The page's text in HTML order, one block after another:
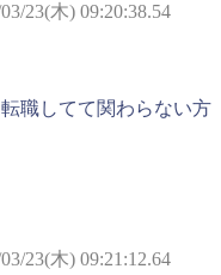
23(木) 09:20:38.54
職してて関わらない方
23(木) 09:21:12.64